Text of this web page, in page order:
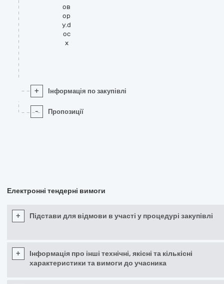
ов
ор
у.d
oc
x
+ Інформація по закупівлі
- Пропозиції
Електронні тендерні вимоги
+ Підстави для відмови в участі у процедурі закупівлі
+
Інформація про інші технічні, якісні та кількісні
характеристики та вимоги до учасника